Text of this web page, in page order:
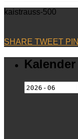
kaistrauss-500
SHARE TWEET PIN
Kalender